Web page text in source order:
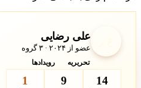
علی رضایی
عضو از ۲۰۲۴ · ۳ گروه
تحریریه رویدادها
14
9